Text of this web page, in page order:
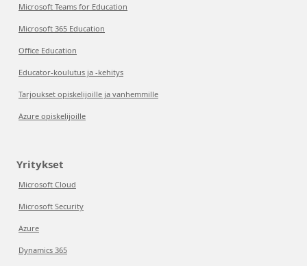
Microsoft Teams for Education
Microsoft 365 Education
Office Education
Educator-koulutus ja -kehitys
Tarjoukset opiskelijoille ja vanhemmille
Azure opiskelijoille
Yritykset
Microsoft Cloud
Microsoft Security
Azure
Dynamics 365